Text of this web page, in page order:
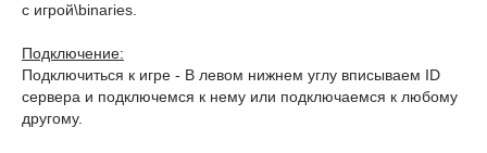
с игрой\binaries.
Подключение:
Подключиться к игре - В левом нижнем углу вписываем ID
сервера и подключемся к нему или подключаемся к любому
другому.